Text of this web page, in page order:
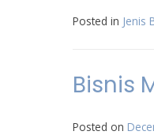
Posted in Jenis
Bisnis
Posted on